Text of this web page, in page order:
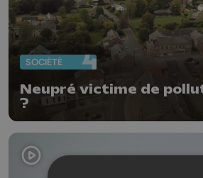
SOCIÉTÉ
Neupré victime de
?